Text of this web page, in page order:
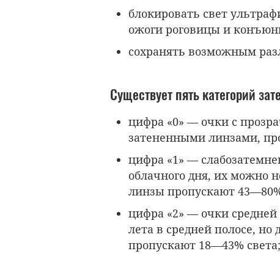
блокировать свет
ожоги роговицы и
сохранять возможным
Существует пять категорий
цифра «0» — очки с
затененными линзами,
цифра «1» —
облачного дня, их можно
линзы пропускают
цифра «2» — очки средней
лета в средней полосе, но
пропускают 18—43% света;